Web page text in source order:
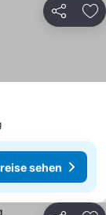
Teilen
sehen